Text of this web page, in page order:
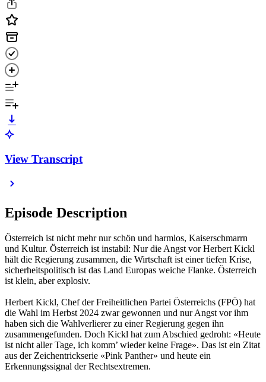
View Transcript
Episode Description
Österreich ist nicht mehr nur schön und harmlos, Kaiserschmarrn
und Kultur. Österreich ist instabil: Nur die Angst vor Herbert Kickl
hält die Regierung zusammen, die Wirtschaft ist einer tiefen Krise,
sicherheitspolitisch ist das Land Europas weiche Flanke. Österreich
ist klein, aber explosiv.
Herbert Kickl, Chef der Freiheitlichen Partei Österreichs (FPÖ) hat
die Wahl im Herbst 2024 zwar gewonnen und nur Angst vor ihm
haben sich die Wahlverlierer zu einer Regierung gegen ihn
zusammengefunden. Doch Kickl hat zum Abschied gedroht: «Heute
ist nicht aller Tage, ich komm’ wieder keine Frage». Das ist ein Zitat
aus der Zeichentrickserie «Pink Panther» und heute ein
Erkennungssignal der Rechtsextremen.